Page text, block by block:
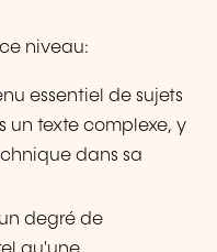
niveau:
essentiel de sujets
un texte complexe, y
dans sa
degré de